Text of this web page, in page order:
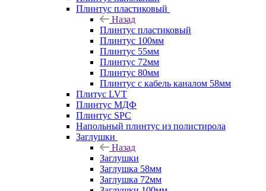
Плинтус пластиковый
Назад
Плинтус пластиковый
Плинтус 100мм
Плинтус 55мм
Плинтус 72мм
Плинтус 80мм
Плинтус с кабель каналом 58мм
Плитус LVT
Плинтус МДФ
Плинтус SPC
Напольный плинтус из полистирола
Заглушки
Назад
Заглушки
Заглушка 58мм
Заглушка 72мм